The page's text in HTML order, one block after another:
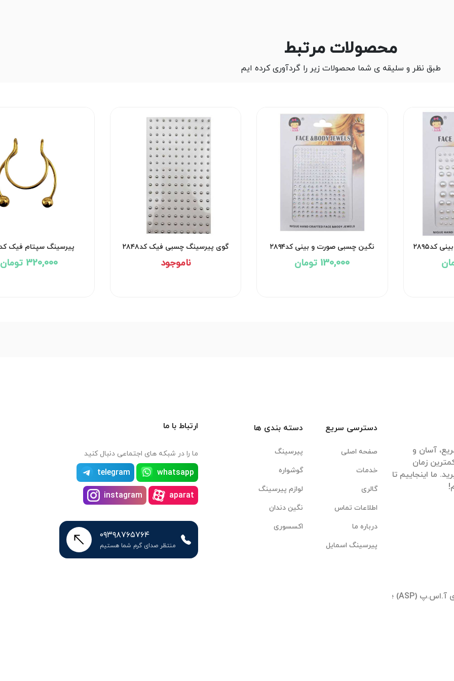
محصولات مرتبط
طبق نظر و سلیقه ی شما محصولات زیر را گردآوری کرده ایم
کد۲۸۹۵ نگین چسبی صورت و بینی کد۲۸۹۴
130,000 تومان
گوی پیرسینگ چسبی فیک کد۲۸۴۸
ناموجود
پیرسینگ سپتام فیک
320,000 تومان
آسان و
زمان
ما اینجاییم تا
تهران ؛ شیخ بهایی جنوبی ؛ بلوار آیینه وند ؛ برجهای آ.اس.پ (ASP) ؛
دسترسی سریع
صفحه اصلی
خدمات
گالری
اطلاعات تماس
درباره ما
پیرسینگ اسمایل
دسته بندی ها
پیرسینگ
گوشواره
لوازم پیرسینگ
نگین دندان
اکسسوری
ارتباط با ما
ما را در شبکه های اجتماعی دنبال کنید
whatsapp
telegram
aparat
instagram
۰۹۳۹۸۷۶۵۷۶۴
منتظر صدای گرم شما هستیم